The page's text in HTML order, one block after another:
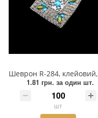
Шеврон R-284, клейовий, 7*7см, квадрат бісер білий, центр-металевий квадрат з каменем, 12 каменів
1.81 грн. за один шт.
шт